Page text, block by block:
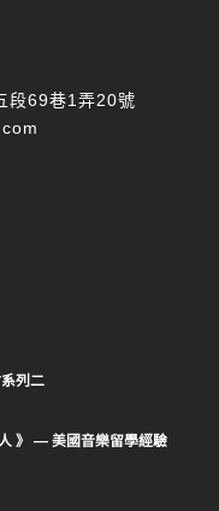
段69巷1弄20號
列二
》 — 美國音樂留學經驗